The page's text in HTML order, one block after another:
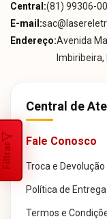
Filtrar
Central:(81) 99306-
E-mail:
Endereço:Avenida
Central de
Fale Conosco
Troca e Devolução
Política de Entrega
Termos e